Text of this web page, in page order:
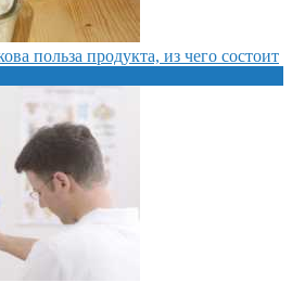
польза продукта, из чего состоит